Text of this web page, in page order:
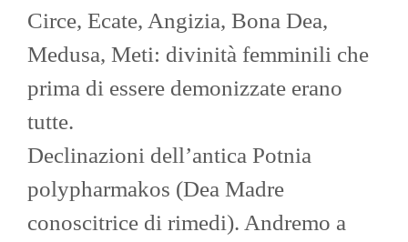
Circe, Ecate, Angizia, Bona Dea,
Medusa, Meti: divinità femminili che
prima di essere demonizzate erano
tutte.
Declinazioni dell’antica Potnia
polypharmakos (Dea Madre
conoscitrice di rimedi). Andremo a